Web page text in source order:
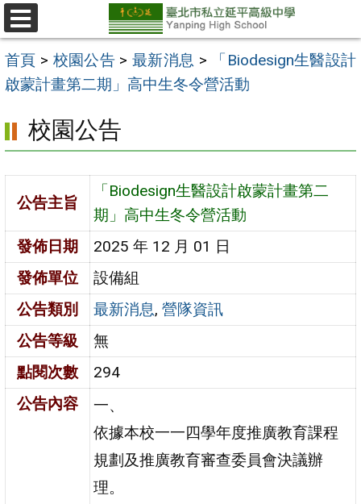
跳
至
主
要
區
選
單
首頁 > 校園公告 > 最新消息 >
「Biodesign生醫設計
啟蒙計畫第二期」高中生冬令營活動
校園公告
公告主旨
「Biodesign生醫設計啟蒙計畫第二
期」高中生冬令營活動
發佈日期
2025 年 12 月 01 日
發佈單位
設備組
公告類別
最新消息,營隊資訊
公告等級
無
點閱次數
294
公告內容
一、
依據本校一一四學年度推廣教育課程
規劃及推廣教育審查委員會決議辦
理。